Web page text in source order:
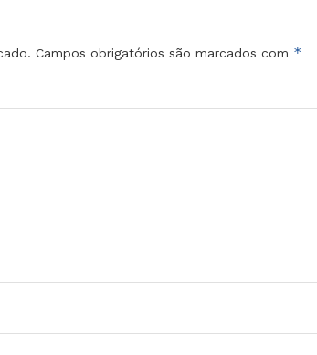
Campos obrigatórios são marcados com *